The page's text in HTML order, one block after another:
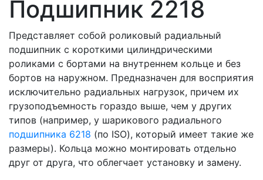
Подшипник 2218
Представляет собой роликовый радиальный
подшипник с короткими цилиндрическими
роликами с бортами на внутреннем кольце и без
бортов на наружном. Предназначен для восприятия
исключительно радиальных нагрузок, причем их
грузоподъемность гораздо выше, чем у других
типов (например, у шарикового радиального
подшипника 6218 (по ISO), который имеет такие же
размеры). Кольца можно монтировать отдельно
друг от друга, что облегчает установку и замену.